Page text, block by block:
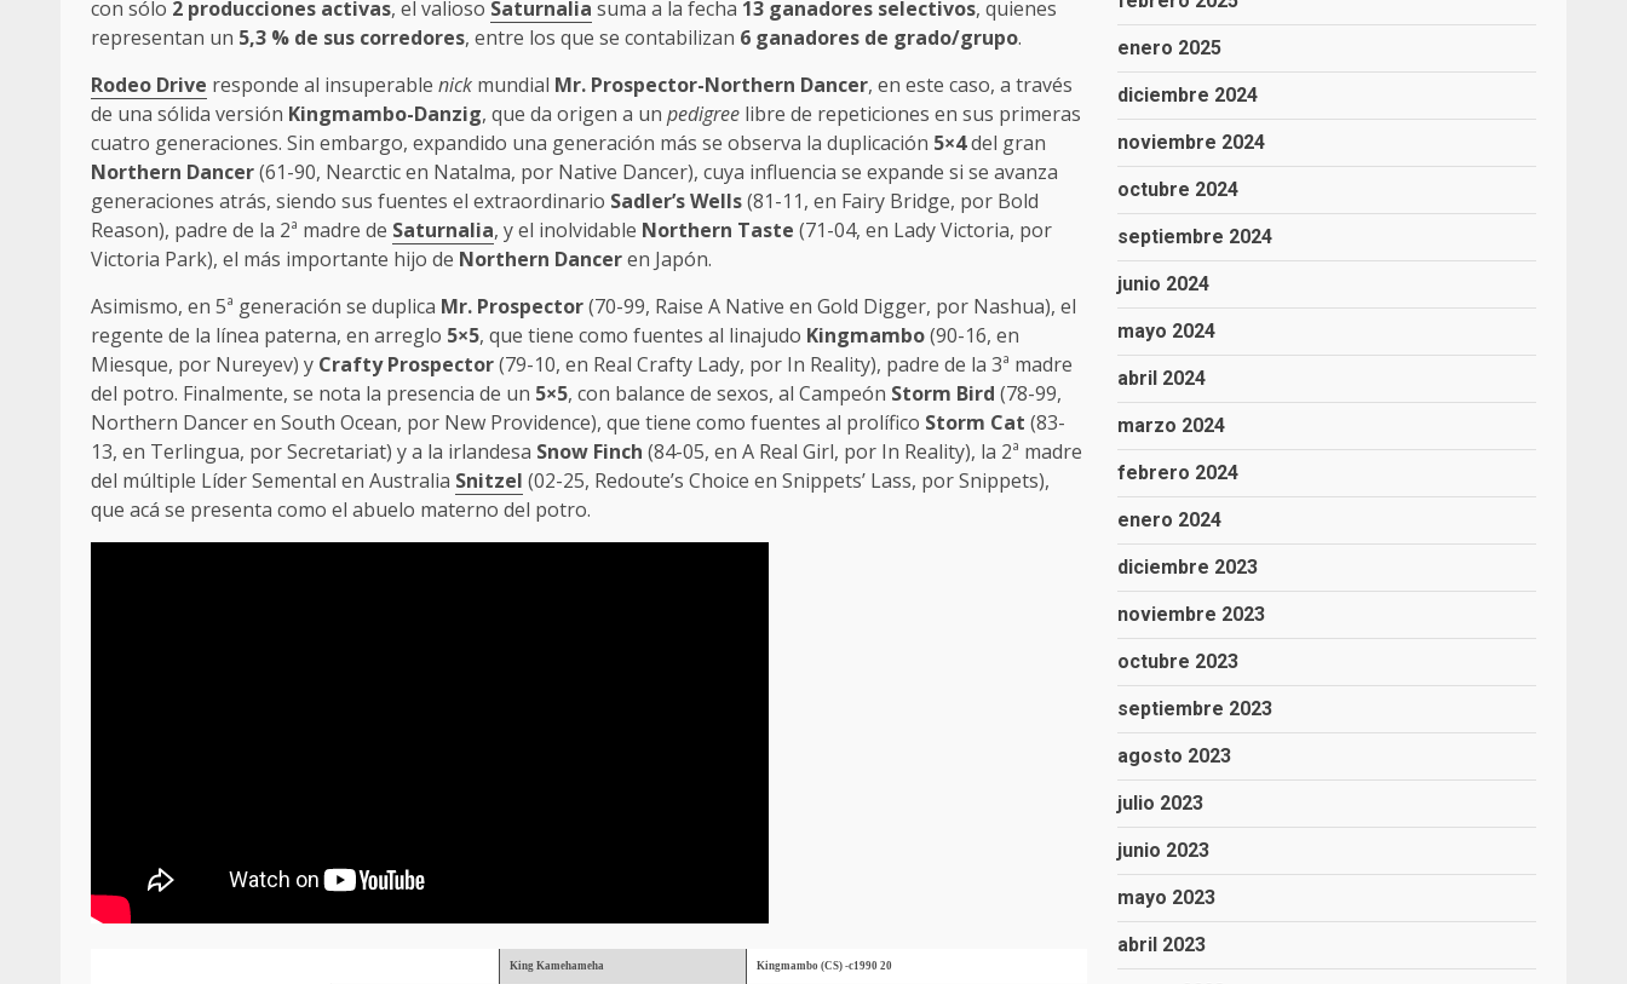
con sólo 2 producciones activas, el valioso Saturnalia suma a la fecha 13 ganadores selectivos, quienes
representan un 5,3 % de sus corredores, entre los que se contabilizan 6 ganadores de grado/grupo.
Rodeo Drive responde al insuperable nick mundial Mr. Prospector-Northern Dancer, en este caso, a través
de una sólida versión Kingmambo-Danzig, que da origen a un pedigree libre de repeticiones en sus primeras
cuatro generaciones. Sin embargo, expandido una generación más se observa la duplicación 5×4del gran
Northern Dancer(61-90, Nearctic en Natalma, por Native Dancer), cuya influencia se expande si se avanza
generaciones atrás, siendo sus fuentes el extraordinario Sadler’s Wells(81-11, en Fairy Bridge, por Bold
Reason), padre de la 2ª madre de Saturnalia, y el inolvidable Northern Taste (71-04, en Lady Victoria, por
Victoria Park), el más importante hijo de Northern Danceren Japón.
Asimismo, en 5ª generación se duplica Mr. Prospector(70-99, Raise A Native en Gold Digger, por Nashua), el
regente de la línea paterna, en arreglo 5×5, que tiene como fuentes al linajudo Kingmambo(90-16, en
Miesque, por Nureyev) y Crafty Prospector(79-10, en Real Crafty Lady, por In Reality), padre de la 3ª madre
del potro. Finalmente, se nota la presencia de un 5×5, con balance de sexos, al Campeón Storm Bird (78-99,
Northern Dancer en South Ocean, por New Providence), que tiene como fuentes al prolífico Storm Cat (83-
13, en Terlingua, por Secretariat) y a la irlandesa Snow Finch (84-05, en A Real Girl, por In Reality), la 2ª madre
del múltiple Líder Semental en Australia Snitzel (02-25, Redoute’s Choice en Snippets’ Lass, por Snippets),
que acá se presenta como el abuelo materno del potro.
King Kamehameha Kingmambo (CS) -c1990 20
enero 2025
diciembre 2024
noviembre 2024
octubre 2024
septiembre 2024
junio 2024
mayo 2024
abril 2024
marzo 2024
febrero 2024
enero 2024
diciembre 2023
noviembre 2023
octubre 2023
septiembre 2023
agosto 2023
julio 2023
junio 2023
mayo 2023
abril 2023